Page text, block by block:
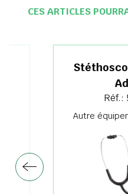
CES ARTICLES
Réf.:
Autre